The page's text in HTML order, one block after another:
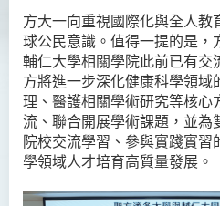
方大一向重視國際化與全人教
球公民意識。值得一提的是，
輔仁大學相關學院此前已有交
方將進一步深化健康科學領域
理、醫護相關學術研究等核心
流、聯合開展學術課題，並為
院校交流學習、參與實踐實習
學領域人才培育高質量發展。